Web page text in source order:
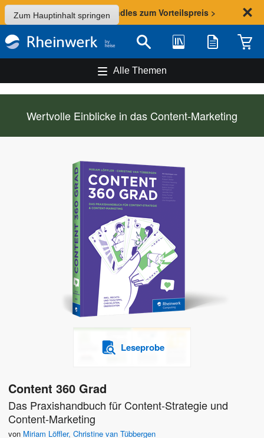
Zum Hauptinhalt springen
Sommer-Aktion: Bundles zum Vorteilspreis >
Suche Bibliothek Merkliste
Alle Themen
Wertvolle Einblicke in das Content-Marketing
Leseprobe
Content 360 Grad
Das Praxishandbuch für Content-Strategie und
Content-Marketing
von Miriam Löffler, Christine van Tübbergen